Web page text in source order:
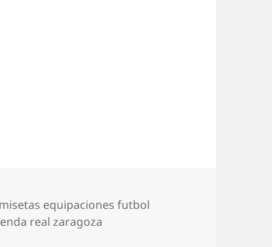
equipaciones futbol
real zaragoza